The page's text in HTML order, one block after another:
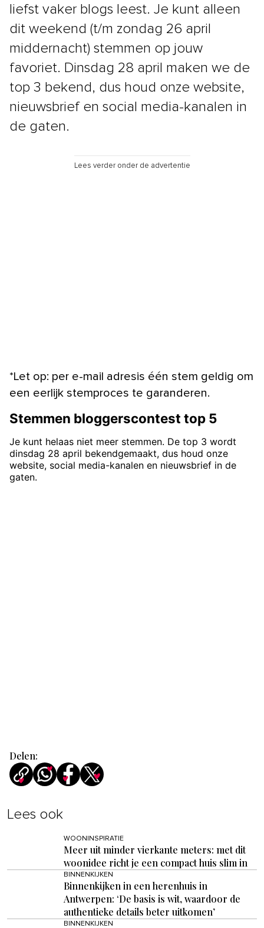
liefst vaker blogs leest. Je kunt alleen
dit weekend (t/m zondag 26 april
middernacht) stemmen op jouw
favoriet. Dinsdag 28 april maken we de
top 3 bekend, dus houd onze website,
nieuwsbrief en social media-kanalen in
de gaten.
Lees verder onder de advertentie
*Let op: per e-mail adresis één stem geldig om
een eerlijk stemproces te garanderen.
Delen:
Lees ook
WOONINSPIRATIE
Meer uit minder vierkante meters: met dit
woonidee richt je een compact huis slim in
BINNENKIJKEN
Binnenkijken in een herenhuis in
Antwerpen: ‘De basis is wit, waardoor de
authentieke details beter uitkomen’
BINNENKIJKEN